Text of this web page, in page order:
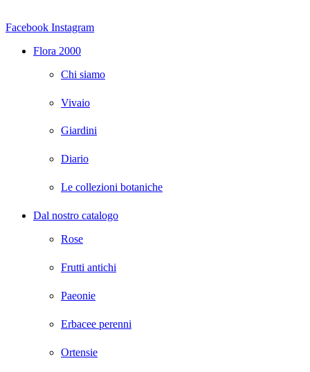
Facebook Instagram
Flora 2000
Chi siamo
Vivaio
Giardini
Diario
Le collezioni botaniche
Dal nostro catalogo
Rose
Frutti antichi
Paeonie
Erbacee perenni
Ortensie